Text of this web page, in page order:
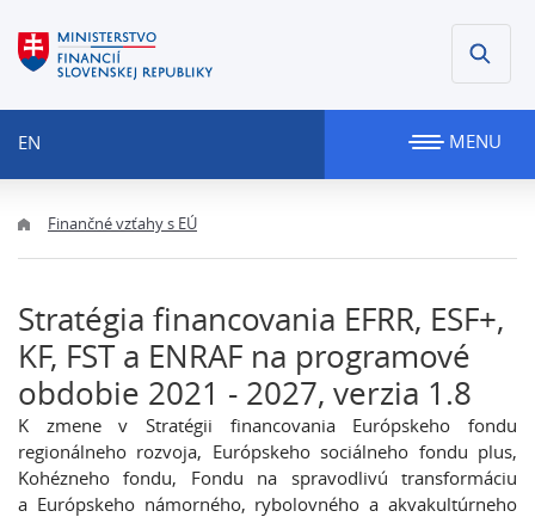
EN MENU
Finančné vzťahy s EÚ
Stratégia financovania EFRR, ESF+,
KF, FST a ENRAF na programové
obdobie 2021 - 2027, verzia 1.8
K zmene v Stratégii financovania Európskeho fondu
regionálneho rozvoja, Európskeho sociálneho fondu plus,
Kohézneho fondu, Fondu na spravodlivú transformáciu
a Európskeho námorného, rybolovného a akvakultúrneho